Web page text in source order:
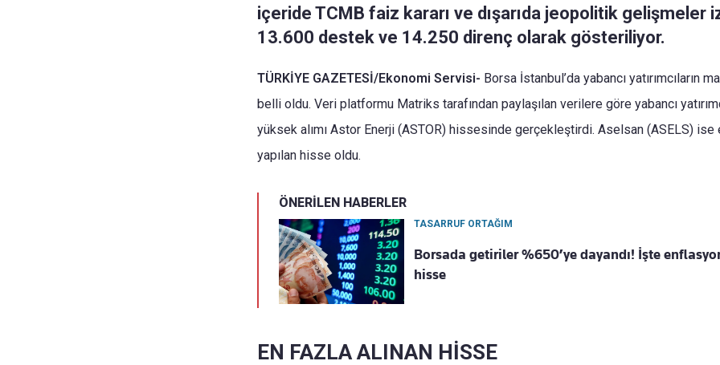
içeride TCMB faiz kararı ve dışarıda jeopolitik gelişmeler
13.600 destek ve 14.250 direnç olarak gösteriliyor.
TÜRKİYE GAZETESİ/Ekonomi Servisi- Borsa İstanbul’da yabancı yatırımcıların
belli oldu. Veri platformu Matriks tarafından paylaşılan verilere göre yabancı
yüksek alımı Astor Enerji (ASTOR) hissesinde gerçekleştirdi. Aselsan (ASELS) ise
yapılan hisse oldu.
ÖNERİLEN HABERLER
TASARRUF ORTAĞIM
Borsada getiriler %650’ye dayandı! İşte
hisse
EN FAZLA ALINAN HİSSE